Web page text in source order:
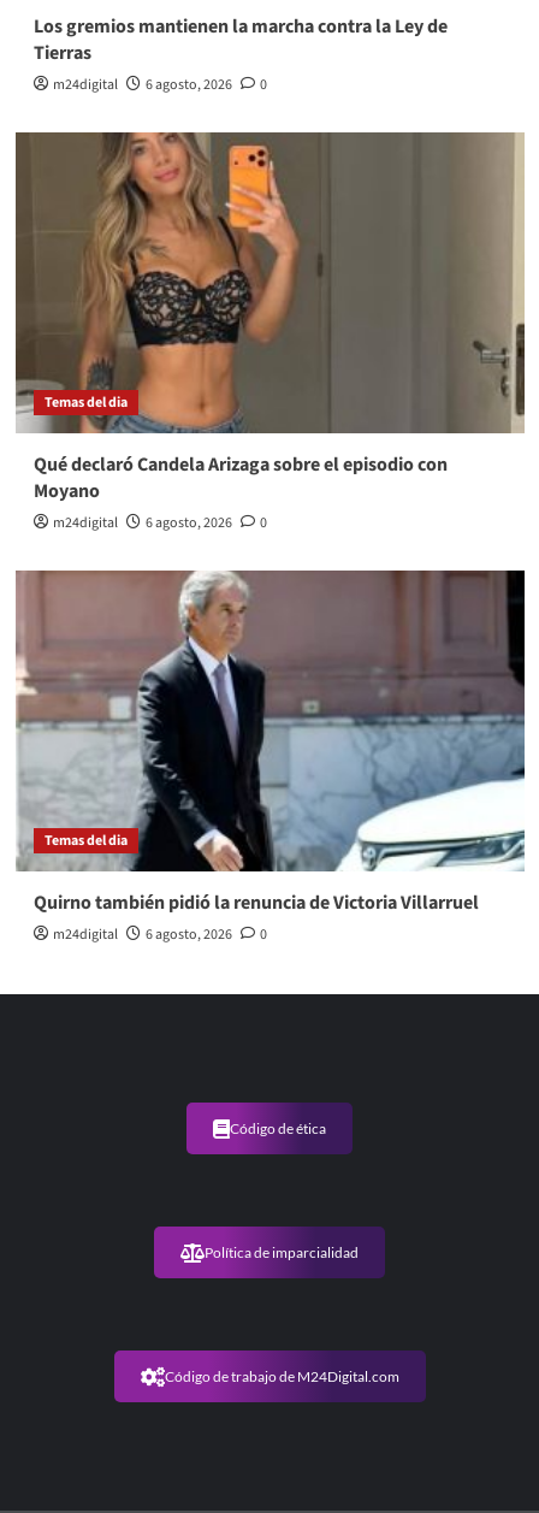
Los gremios mantienen la marcha contra la Ley de
Tierras
m24digital 6 agosto, 2026 0
Temas del dia
Qué declaró Candela Arizaga sobre el episodio con
Moyano
m24digital 6 agosto, 2026 0
Temas del dia
Quirno también pidió la renuncia de Victoria Villarruel
m24digital 6 agosto, 2026 0
Código de ética
Política de imparcialidad
Código de trabajo de M24Digital.com